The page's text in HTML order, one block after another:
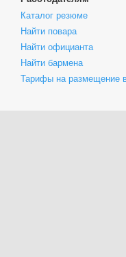
Каталог резюме
Найти повара
Найти официанта
Найти бармена
Тарифы на размещение